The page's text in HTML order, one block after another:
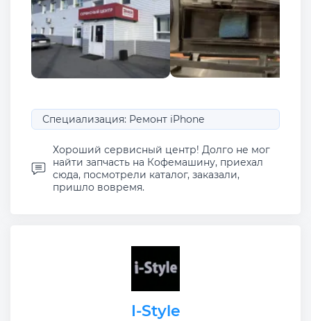
Специализация: Ремонт iPhone
Хороший сервисный центр! Долго не мог
найти запчасть на Кофемашину, приехал
сюда, посмотрели каталог, заказали,
пришло вовремя.
I-Style